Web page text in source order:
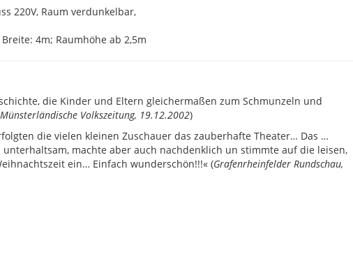
220V, Raum verdunkelbar,
4m; Raumhöhe ab 2,5m
die Kinder und Eltern gleichermaßen zum Schmunzeln und
Münsterländische Volkszeitung, 19.12.2002)
die vielen kleinen Zuschauer das zauberhafte Theater… Das …
machte aber auch nachdenklich un stimmte auf die leisen,
ein… Einfach wunderschön!!!« (Grafenrheinfelder Rundschau,